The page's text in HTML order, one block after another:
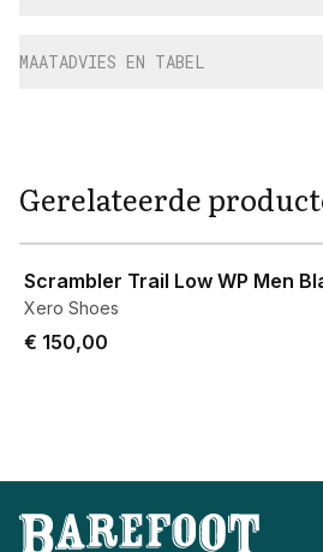
MAATADVIES EN TABEL
Gerelateerde
Scrambler Trail Low WP Men
Xero Shoes
€ 150,00